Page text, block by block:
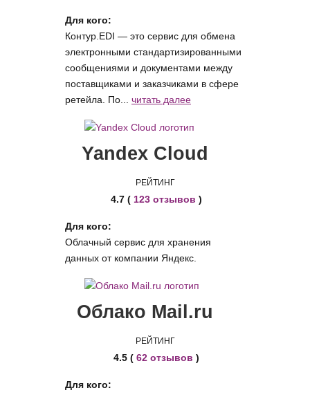
Для кого:
Контур.EDI — это сервис для обмена
электронными стандартизированными
сообщениями и документами между
поставщиками и заказчиками в сфере
ретейла. По... читать далее
Yandex Cloud
РЕЙТИНГ
4.7 ( 123 отзывов )
Для кого:
Облачный сервис для хранения
данных от компании Яндекс.
Облако Mail.ru
РЕЙТИНГ
4.5 ( 62 отзывов )
Для кого: